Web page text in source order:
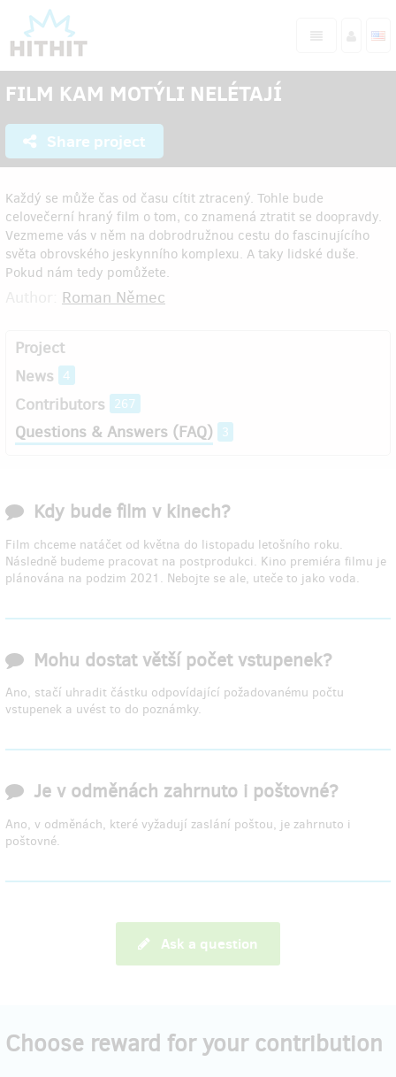
FILM KAM MOTÝLI NELÉTAJÍ
Share project
Každý se může čas od času cítit ztracený. Tohle bude
celovečerní hraný film o tom, co znamená ztratit se doopravdy.
Vezmeme vás v něm na dobrodružnou cestu do fascinujícího
světa obrovského jeskynního komplexu. A taky lidské duše.
Pokud nám tedy pomůžete.
Roman Němec
Project
News
4
Contributors 267
Questions & Answers (FAQ) 3
Kdy bude film v kinech?
Film chceme natáčet od května do listopadu letošního roku.
Následně budeme pracovat na postprodukci. Kino premiéra filmu je
plánována na podzim 2021. Nebojte se ale, uteče to jako voda.
Mohu dostat větší počet vstupenek?
Ano, stačí uhradit částku odpovídající požadovanému počtu
vstupenek a uvést to do poznámky.
Je v odměnách zahrnuto i poštovné?
Ano, v odměnách, které vyžadují zaslání poštou, je zahrnuto i
poštovné.
Ask a question
Choose reward for your contribution